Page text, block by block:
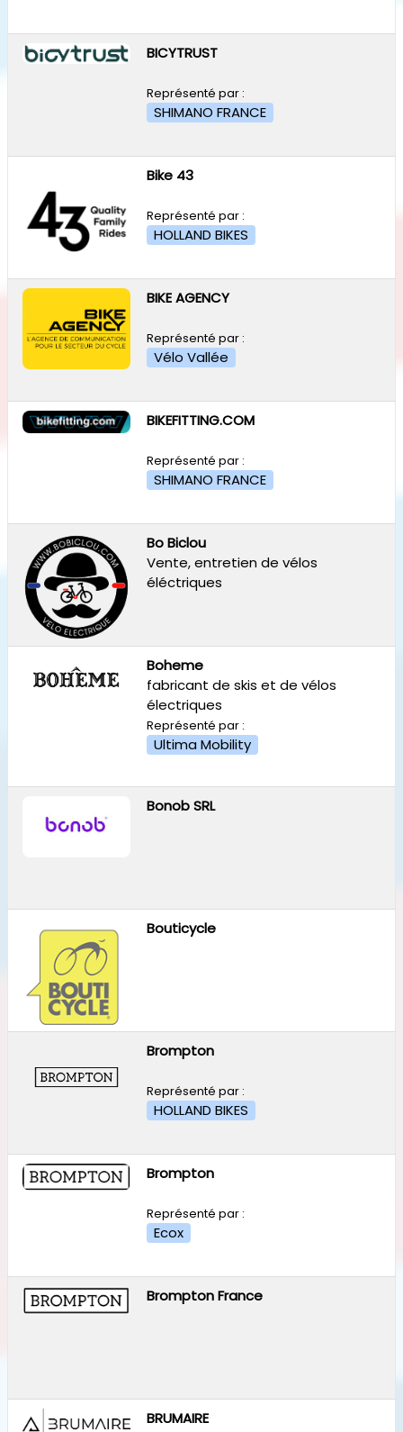
BICYTRUST
Représenté par :
SHIMANO FRANCE
Bike 43
Représenté par :
HOLLAND BIKES
BIKE AGENCY
Représenté par :
Vélo Vallée
BIKEFITTING.COM
Représenté par :
SHIMANO FRANCE
Bo Biclou
Vente, entretien de vélos
éléctriques
Boheme
fabricant de skis et de vélos
électriques
Représenté par :
Ultima Mobility
Bonob SRL
Bouticycle
Brompton
Représenté par :
HOLLAND BIKES
Brompton
Représenté par :
Ecox
Brompton France
BRUMAIRE